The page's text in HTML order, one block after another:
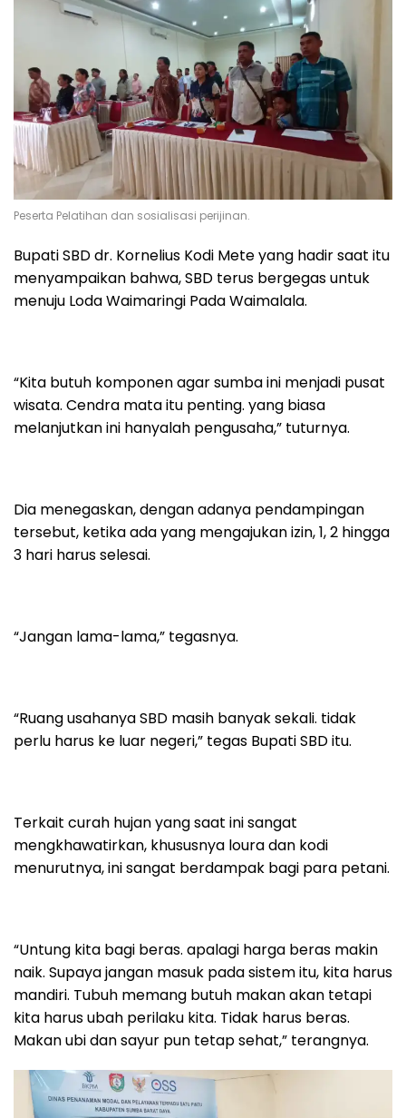
Peserta Pelatihan dan sosialisasi perijinan.
Bupati SBD dr. Kornelius Kodi Mete yang hadir saat itu
menyampaikan bahwa, SBD terus bergegas untuk
menuju Loda Waimaringi Pada Waimalala.
“Kita butuh komponen agar sumba ini menjadi pusat
wisata. Cendra mata itu penting. yang biasa
melanjutkan ini hanyalah pengusaha,” tuturnya.
Dia menegaskan, dengan adanya pendampingan
tersebut, ketika ada yang mengajukan izin, 1, 2 hingga
3 hari harus selesai.
“Jangan lama-lama,” tegasnya.
“Ruang usahanya SBD masih banyak sekali. tidak
perlu harus ke luar negeri,” tegas Bupati SBD itu.
Terkait curah hujan yang saat ini sangat
mengkhawatirkan, khususnya loura dan kodi
menurutnya, ini sangat berdampak bagi para petani.
“Untung kita bagi beras. apalagi harga beras makin
naik. Supaya jangan masuk pada sistem itu, kita harus
mandiri. Tubuh memang butuh makan akan tetapi
kita harus ubah perilaku kita. Tidak harus beras.
Makan ubi dan sayur pun tetap sehat,” terangnya.